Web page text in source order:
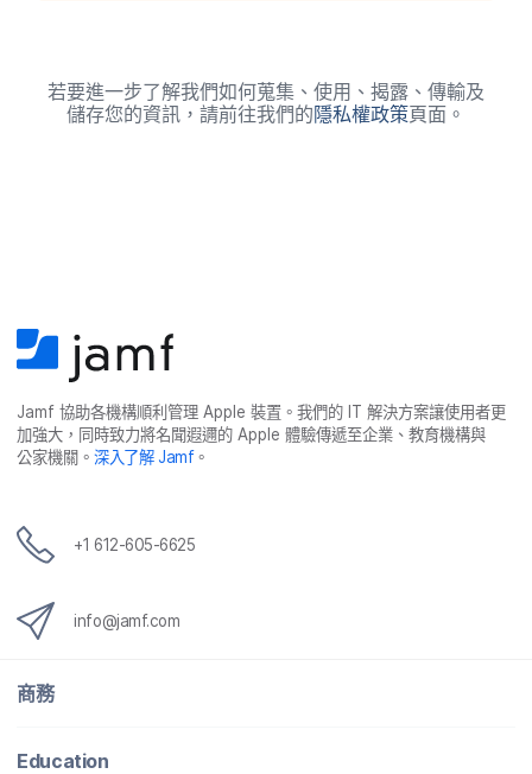
若​要​進一步​了​解​我們​如何​蒐集、​使用、​揭露、​傳輸​及​
儲存您​的​資訊，​請​前往​我們​的隱私權​政策頁面。
Jamf協助​各​機構​順利​管理 Apple裝置。​我們​的 IT解決​方案​讓​使用​者​更​
加強​大，​同時​致力​將​名聞​遐邇​的 Apple體驗​傳遞​至​企業、​教育​機構​與​
公家​機關。深入​了​解Jamf。
+1 612-605-6625
info@jamf.com
商務
Education